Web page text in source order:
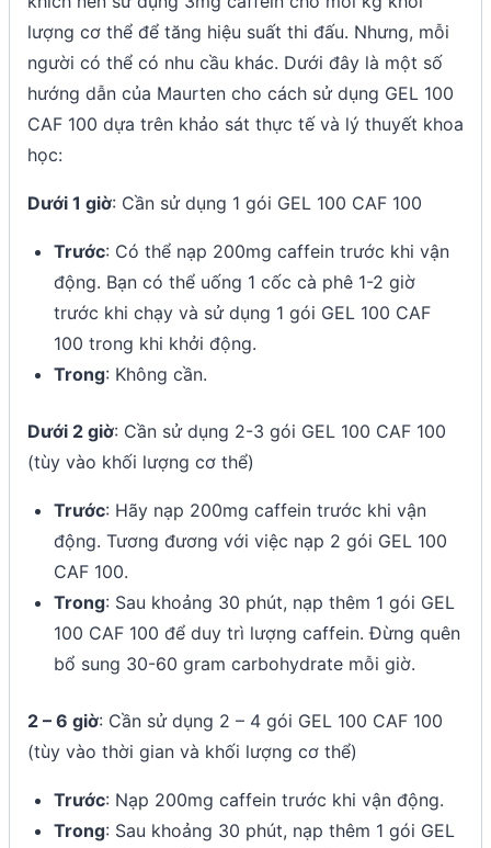
lượng cơ thể để tăng hiệu suất thi đấu. Nhưng, mỗi
người có thể có nhu cầu khác. Dưới đây là một số
hướng dẫn của Maurten cho cách sử dụng GEL 100
CAF 100 dựa trên khảo sát thực tế và lý thuyết khoa
học:
Dưới 1 giờ: Cần sử dụng 1 gói GEL 100 CAF 100
Trước: Có thể nạp 200mg caffein trước khi vận
động. Bạn có thể uống 1 cốc cà phê 1-2 giờ
trước khi chạy và sử dụng 1 gói GEL 100 CAF
100 trong khi khởi động.
Trong: Không cần.
Dưới 2 giờ: Cần sử dụng 2-3 gói GEL 100 CAF 100
(tùy vào khối lượng cơ thể)
Trước: Hãy nạp 200mg caffein trước khi vận
động. Tương đương với việc nạp 2 gói GEL 100
CAF 100.
Trong: Sau khoảng 30 phút, nạp thêm 1 gói GEL
100 CAF 100 để duy trì lượng caffein. Đừng quên
bổ sung 30-60 gram carbohydrate mỗi giờ.
2 – 6 giờ: Cần sử dụng 2 – 4 gói GEL 100 CAF 100
(tùy vào thời gian và khối lượng cơ thể)
Trước: Nạp 200mg caffein trước khi vận động.
Trong: Sau khoảng 30 phút, nạp thêm 1 gói GEL